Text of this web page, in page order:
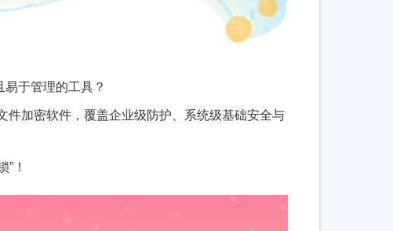
于管理的工具？
加密软件，覆盖企业级防护、系统级基础安全与
！